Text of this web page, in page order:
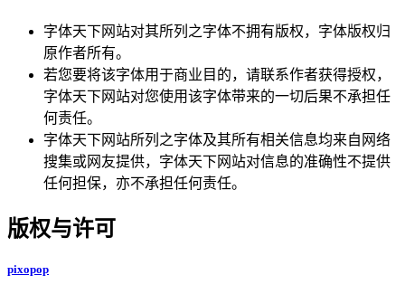
字体天下网站对其所列之字体不拥有版权，字体版权归
原作者所有。
若您要将该字体用于商业目的，请联系作者获得授权，
字体天下网站对您使用该字体带来的一切后果不承担任
何责任。
字体天下网站所列之字体及其所有相关信息均来自网络
搜集或网友提供，字体天下网站对信息的准确性不提供
任何担保，亦不承担任何责任。
版权与许可
pixopop